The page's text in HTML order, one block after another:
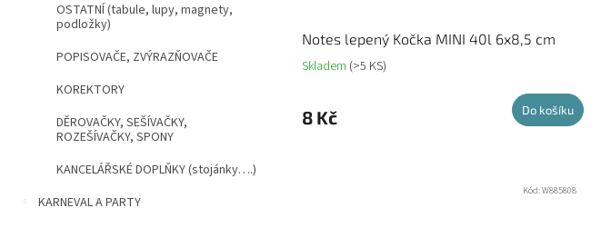
OSTATNÍ (tabule, lupy, magnety,
podložky)
POPISOVAČE, ZVÝRAZŇOVAČE
KOREKTORY
DĚROVAČKY, SEŠÍVAČKY,
ROZEŠÍVAČKY, SPONY
KANCELÁŘSKÉ DOPLŇKY (stojánky….)
KARNEVAL A PARTY
Notes lepený Kočka MINI 40l 6x8,5 cm
Skladem (>5 KS)
8 Kč Do košíku
Kód:W885808